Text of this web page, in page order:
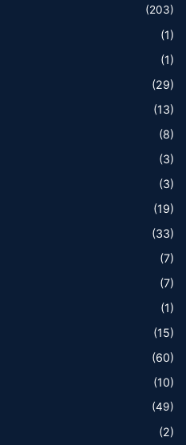
(203)
(1)
(1)
(29)
(13)
(8)
(3)
(3)
(19)
(33)
(7)
(7)
(1)
(15)
(60)
(10)
(49)
(2)